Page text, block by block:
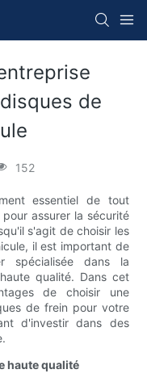
de
152
essentiel de tout
assurer la sécurité
s'agit de choisir les
il est important de
spécialisée dans la
qualité. Dans cet
de choisir une
de frein pour votre
d'investir dans des
haute qualité